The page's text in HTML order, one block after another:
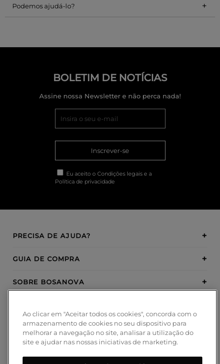
Podemos ajudá-lo? +
BOLETIM DE NOTÍCIAS
Assine nossa Newsletter e não perca nada!
Inscrever-se
Eu aceito o Condições legais e a
Política de privacidade
PRECISA DE AJUDA?
GUIA DE COMPRA
SOBRE BOSANOVA
MÉTODOS DE PAGAMENTO
Ao clicar em "Aceitar todos os cookies", concorda com o
armazenamento de cookies no seu dispositivo para
melhorar a navegação no site, analisar a utilização do
site e ajudar nas nossas iniciativas de marketing.